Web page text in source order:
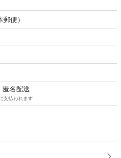
っています。神経質な方は購
る限り確認はしていますが外見
やナマモノのため到着までに
に隙間がある場合はできるだ
い 分球 芯がある 規格外等
りの時や芯があるものばかり
便）
匿名配送
支払われます